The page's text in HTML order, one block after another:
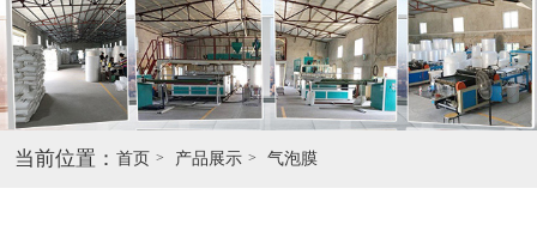
当前位置： 首页 产品展示 气泡膜